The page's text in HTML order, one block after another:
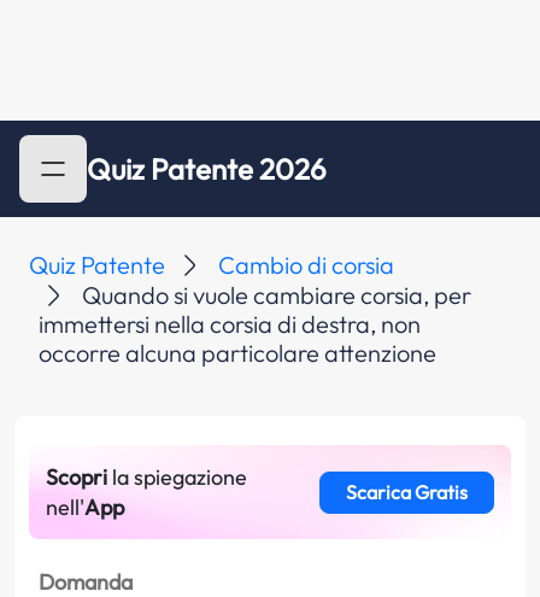
Quiz Patente 2026
Quiz Patente
Cambio di corsia
Quando si vuole cambiare corsia, per
immettersi nella corsia di destra, non
occorre alcuna particolare attenzione
Scopri la spiegazione
nell'App
Scarica Gratis
Domanda